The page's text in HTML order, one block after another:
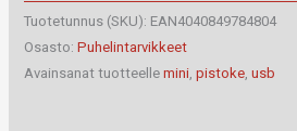
mini
pistoke
määrä
Tuotetunnus (SKU): EAN4040849784804
Osasto:Puhelintarvikkeet
Avainsanat tuotteellemini,pistoke,usb